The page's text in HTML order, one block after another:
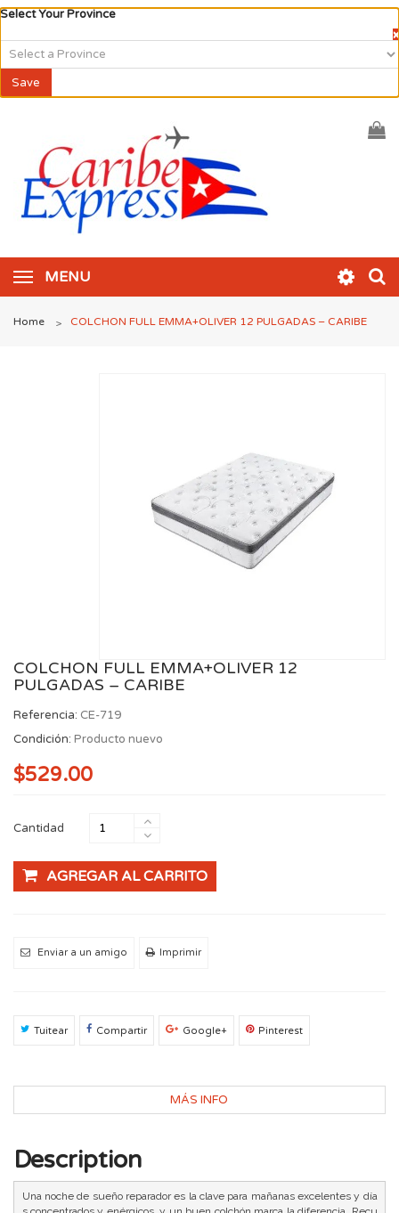
Select Your Province
×
Save
MENU
Home > COLCHON FULL EMMA+OLIVER 12 PULGADAS – CARIBE
COLCHON FULL EMMA+OLIVER 12
PULGADAS – CARIBE
Referencia: CE-719
Condición: Producto nuevo
$529.00
Cantidad
AGREGAR AL CARRITO
Enviar a un amigo Imprimir
Tuitear Compartir Google+ Pinterest
MÁS INFO
Description
Una noche de sueño reparador es la clave para mañanas excelentes y día